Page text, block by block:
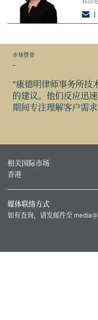
移动
市场赞誉
"康德明律师事务所技
的建议。他们反应迅
期间专注理解客户需
相关国际市场
香港
媒体联络方式
如有查询，请发邮件至